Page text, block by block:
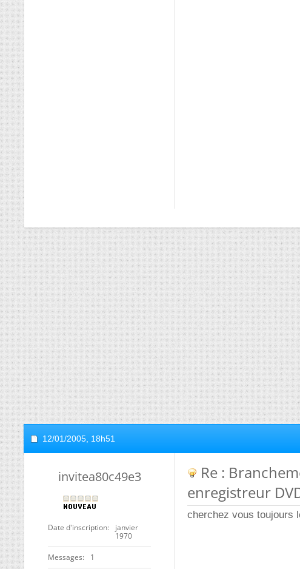
12/01/2005, 18h51
invitea80c49e3
Date d'inscription
janvier
1970
Messages 1
Re :
enregistreur
cherchez vous toujours